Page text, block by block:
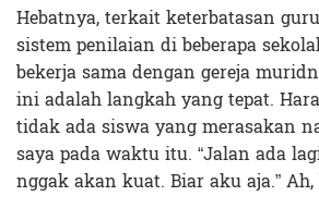
Hebatnya, terkait keterbatasan
sistem penilaian di beberapa
bekerja sama dengan gereja
ini adalah langkah yang tepat.
tidak ada siswa yang merasakan
saya pada waktu itu. “Jalan ada
nggak akan kuat. Biar aku aja.” Ah,